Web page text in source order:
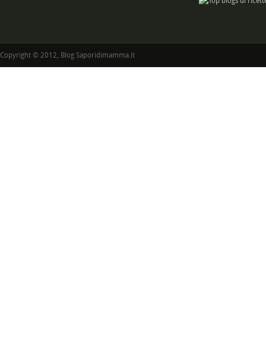
Copyright © 2012, Blog Saporidimamma.it